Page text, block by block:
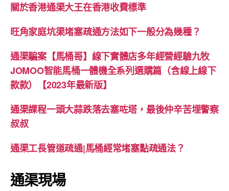
關於香港通渠大王在香港收費標準
旺角家庭坑渠堵塞疏通方法如下一般分為幾種？
通渠騙案【馬桶哥】線下實體店多年經營經驗九牧
JOMOO智能馬桶一體機全系列選購篇（含線上線下
款款）【2023年最新版】
通渠課程一頭大蒜跌落去塞咗塔，最後仲辛苦埋警察
叔叔
通渠工長管道疏通|馬桶經常堵塞點疏通法？
通渠現場